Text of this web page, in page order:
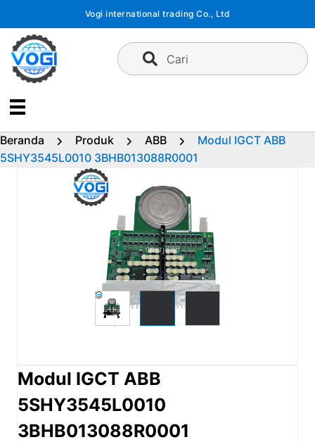
konten
Vogi international trading Co., Ltd
Cari
Beranda Produk ABB
Modul IGCT ABB
5SHY3545L0010 3BHB013088R0001
Modul IGCT ABB
5SHY3545L0010
3BHB013088R0001